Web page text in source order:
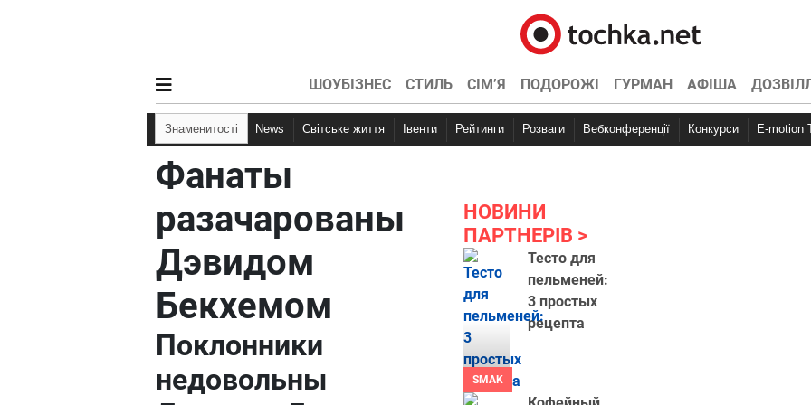
ШОУБІЗНЕС СТИЛЬ СІМ’Я ПОДОРОЖІ ГУРМАН АФІША
Знаменитості News Світське життя Івенти Рейтинги Розваги Вебконференції Конкурси E-motion
Фанаты
разачарованы
Дэвидом
Бекхемом
Поклонники
недовольны
НОВИНИ
ПАРТНЕРІВ
SMAK
Тесто для
пельменей:
3 простых
рецепта